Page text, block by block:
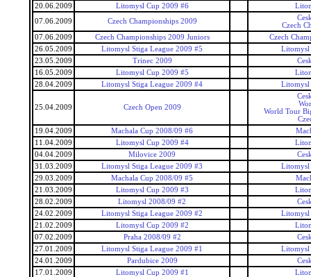
20.06.2009
Litomysl Cup 2009 #6
07.06.2009
Czech Championships 2009
Czech
07.06.2009
Czech Championships 2009 Juniors
Czech
26.05.2009
Litomysl Stiga League 2009 #5
Litomysl
23.05.2009
Trinec 2009
16.05.2009
Litomysl Cup 2009 #5
28.04.2009
Litomysl Stiga League 2009 #4 Litomysl
25.04.2009 Czech Open 2009
World Tour
19.04.2009
Machala Cup 2008/09 #6
11.04.2009
Litomysl Cup 2009 #4
04.04.2009
Milovice 2009
31.03.2009
Litomysl Stiga League 2009 #3
Litomysl
29.03.2009
Machala Cup 2008/09 #5
21.03.2009
Litomysl Cup 2009 #3
28.02.2009
Litomysl 2008/09 #2
24.02.2009
Litomysl Stiga League 2009 #2
Litomysl
21.02.2009
Litomysl Cup 2009 #2
07.02.2009
Praha 2008/09 #2
27.01.2009
Litomysl Stiga League 2009 #1
Litomysl
24.01.2009
Pardubice 2009
17.01.2009
Litomysl Cup 2009 #1